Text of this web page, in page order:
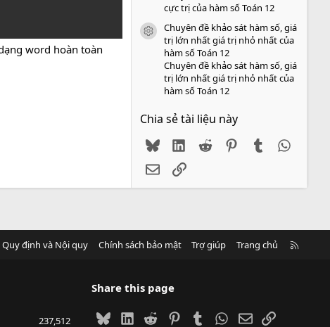
word hoàn toàn
cực trị của hàm số Toán 12
icon tài liệu
Chuyên đề khảo sát hàm số, giá
trị lớn nhất giá trị nhỏ nhất của
hàm số Toán 12
Chuyên đề khảo sát hàm số, giá
trị lớn nhất giá trị nhỏ nhất của
hàm số Toán 12
Chia sẻ tài liệu này
BlueskyLinkedIn
Reddit PinterestTumblr
EmailLink
Quy định và Nội quy Chính sách bảo mật Trợ giúp Trang chủ
237,512
Share this page
BlueskyLinkedIn
Reddit PinterestTumblrWhatsApp
EmailLink